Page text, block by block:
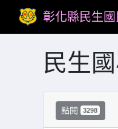
彰化縣民生
民生
點閱 3298